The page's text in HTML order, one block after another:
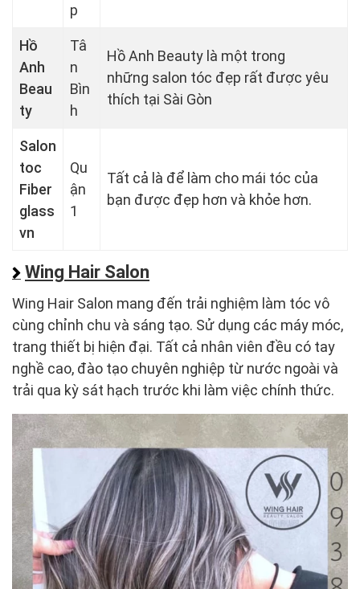
p
Hồ
Anh
Beau
ty
Tâ
n
Bìn
h
Hồ Anh Beauty là một trong
những salon tóc đẹp rất được yêu
thích tại Sài Gòn
Salon
toc
Fiber
glass
vn
Qu
ận
1
Tất cả là để làm cho mái tóc của
bạn được đẹp hơn và khỏe hơn.
Wing Hair Salon
Wing Hair Salon mang đến trải nghiệm làm tóc vô
cùng chỉnh chu và sáng tạo. Sử dụng các máy móc,
trang thiết bị hiện đại. Tất cả nhân viên đều có tay
nghề cao, đào tạo chuyên nghiệp từ nước ngoài và
trải qua kỳ sát hạch trước khi làm việc chính thức.